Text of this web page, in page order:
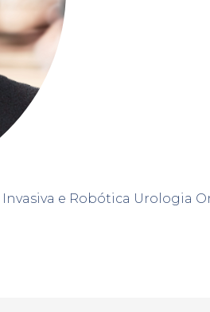
e Robótica Urologia